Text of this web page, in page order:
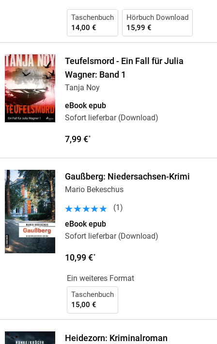
Taschenbuch
14,00 €
Hörbuch Download
15,99 €
Teufelsmord - Ein Fall für Julia
Wagner: Band 1
Tanja Noy
eBook epub
Sofort lieferbar (Download)
7,99 €*
Gaußberg: Niedersachsen-Krimi
Mario Bekeschus
(1 )
eBook epub
Sofort lieferbar (Download)
10,99 €*
Ein weiteres Format
Taschenbuch
15,00 €
Heidezorn: Kriminalroman